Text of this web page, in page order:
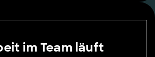
im Team läuft